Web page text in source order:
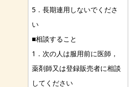
5．長期連用しないでくださ
い
■相談すること
1．次の人は服用前に医師，
薬剤師又は登録販売者に相談
してください